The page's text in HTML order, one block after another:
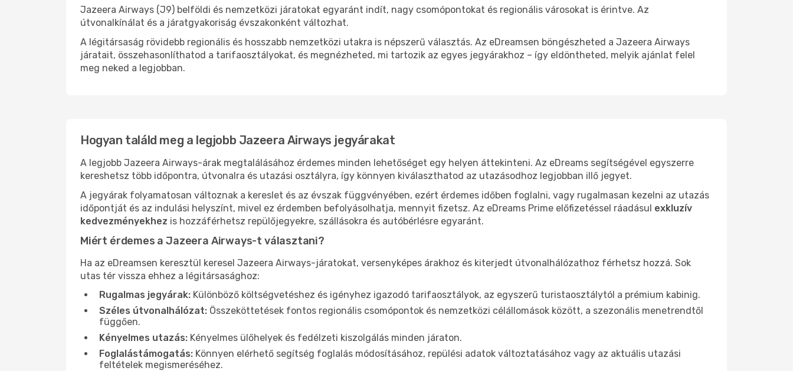
Jazeera Airways (J9) belföldi és nemzetközi járatokat egyaránt indít, nagy csomópontokat és regionális városokat is érintve. Az
útvonalkínálat és a járatgyakoriság évszakonként változhat.
A légitársaság rövidebb regionális és hosszabb nemzetközi utakra is népszerű választás. Az eDreamsen böngészheted a Jazeera Airways
járatait, összehasonlíthatod a tarifaosztályokat, és megnézheted, mi tartozik az egyes jegyárakhoz – így eldöntheted, melyik ajánlat felel
meg neked a legjobban.
Hogyan találd meg a legjobb Jazeera Airways jegyárakat
A legjobb Jazeera Airways-árak megtalálásához érdemes minden lehetőséget egy helyen áttekinteni. Az eDreams segítségével egyszerre
kereshetsz több időpontra, útvonalra és utazási osztályra, így könnyen kiválaszthatod az utazásodhoz legjobban illő jegyet.
A jegyárak folyamatosan változnak a kereslet és az évszak függvényében, ezért érdemes időben foglalni, vagy rugalmasan kezelni az utazás
időpontját és az indulási helyszínt, mivel ez érdemben befolyásolhatja, mennyit fizetsz. Az eDreams Prime előfizetéssel ráadásul exkluzív
kedvezményekhez is hozzáférhetsz repülőjegyekre, szállásokra és autóbérlésre egyaránt.
Miért érdemes a Jazeera Airways-t választani?
Ha az eDreamsen keresztül keresel Jazeera Airways-járatokat, versenyképes árakhoz és kiterjedt útvonalhálózathoz férhetsz hozzá. Sok
utas tér vissza ehhez a légitársasághoz:
Rugalmas jegyárak: Különböző költségvetéshez és igényhez igazodó tarifaosztályok, az egyszerű turistaosztálytól a prémium kabinig.
Széles útvonalhálózat: Összeköttetések fontos regionális csomópontok és nemzetközi célállomások között, a szezonális menetrendtől
függően.
Kényelmes utazás: Kényelmes ülőhelyek és fedélzeti kiszolgálás minden járaton.
Foglalástámogatás: Könnyen elérhető segítség foglalás módosításához, repülési adatok változtatásához vagy az aktuális utazási
feltételek megismeréséhez.